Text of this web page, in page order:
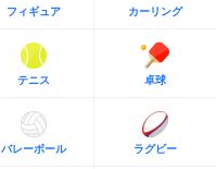
フィギュア カーリング
テニス 卓球
バレーボール ラグビー